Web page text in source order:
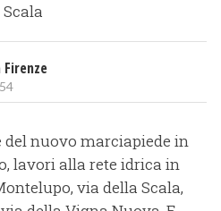
Firenze
del nuovo marciapiede in
lavori alla rete idrica in
via della Scala,